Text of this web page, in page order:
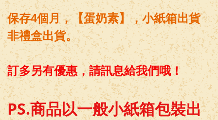
保存4個月，【蛋奶素】，小紙箱出貨
非禮盒出貨。
訂多另有優惠，請訊息給我們哦！
PS.商品以一般小紙箱包裝出